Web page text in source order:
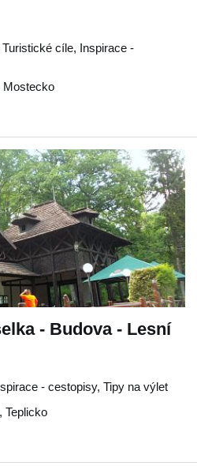
cíle, Inspirace -
Mostecko
- Budova - Lesní
- cestopisy, Tipy na výlet
, Teplicko